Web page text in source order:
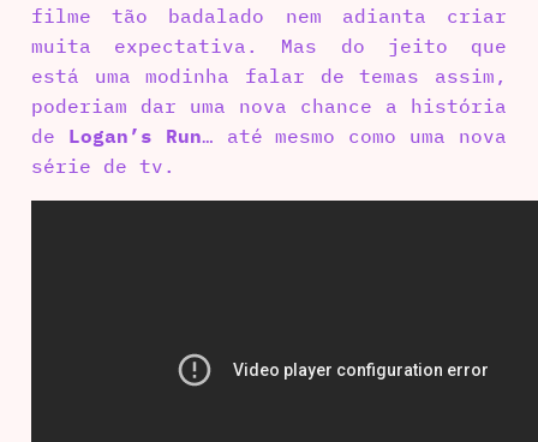
filme tão badalado nem adianta criar
muita expectativa. Mas do jeito que
está uma modinha falar de temas assim,
poderiam dar uma nova chance a história
de Logan’s Run… até mesmo como uma nova
série de tv.